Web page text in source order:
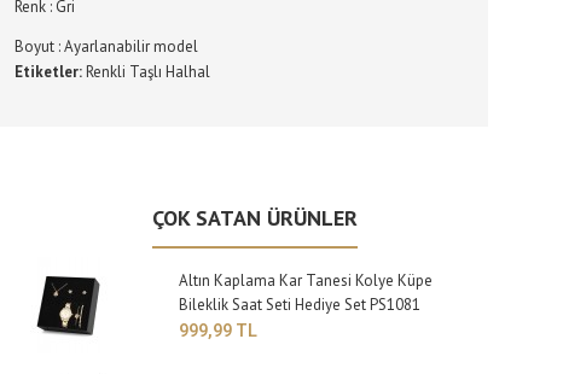
Renk : Gri
Boyut : Ayarlanabilir model
Etiketler:Renkli Taşlı Halhal
ÇOK SATAN ÜRÜNLER
Altın Kaplama Kar Tanesi Kolye Küpe
Bileklik Saat Seti Hediye Set PS1081
999,99 TL